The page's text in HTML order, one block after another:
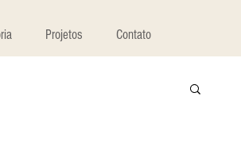
Projetos Contato